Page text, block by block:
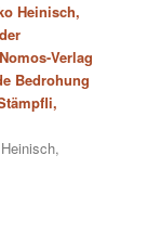
Heinisch,
Verlag
Bedrohung